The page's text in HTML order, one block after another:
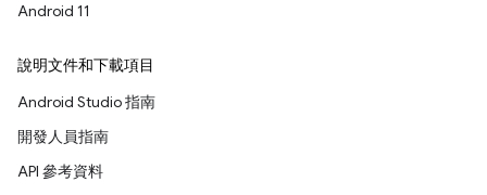
Android 11
說明文件和下載項目
Android Studio 指南
開發人員指南
API 參考資料